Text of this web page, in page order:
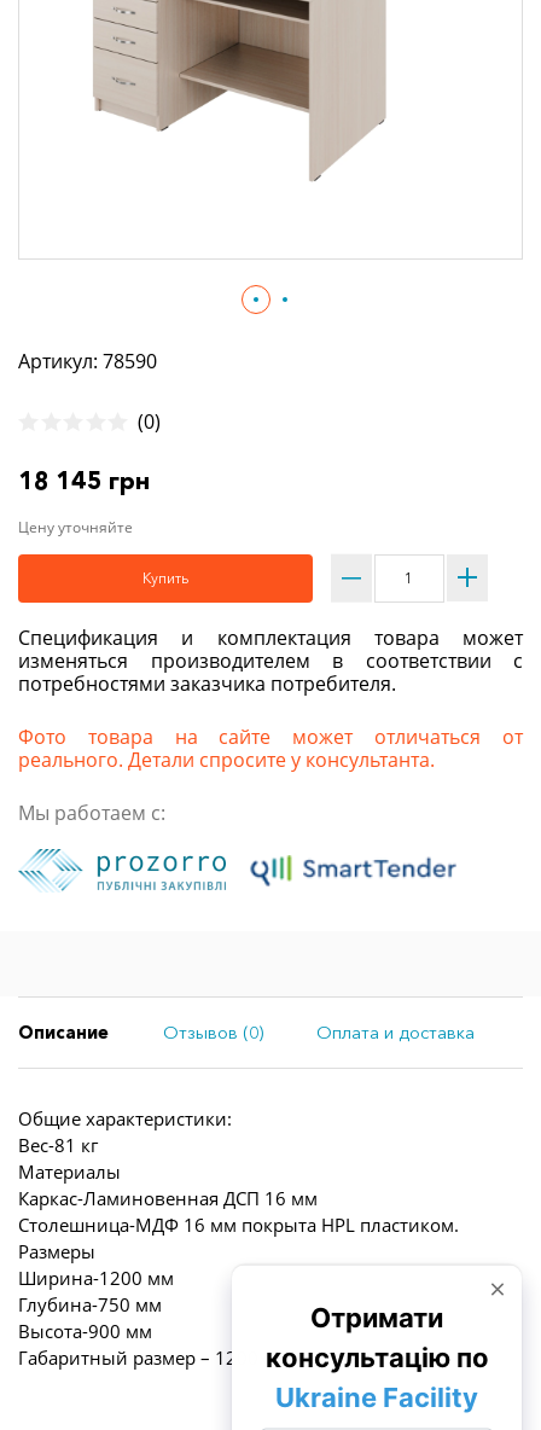
Артикул: 78590
(0)
18 145 грн
Цену уточняйте
Купить
Спецификация и комплектация товара может
изменяться производителем в соответствии с
потребностями заказчика потребителя.
Фото товара на сайте может отличаться от
реального. Детали спросите у консультанта.
Мы работаем с:
Описание Отзывов (0) Оплата и доставка
Общие характеристики:
Вес-81 кг
Материалы
Каркас-Ламиновенная ДСП 16 мм
Столешница-МДФ 16 мм покрыта HPL пластиком.
Размеры
Ширина-1200 мм
Глубина-750 мм
Высота-900 мм
Габаритный размер – 1200х750х900 мм.